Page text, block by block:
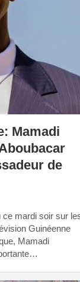
Mamadi
de
ce mardi soir sur
Guinéenne
Mamadi